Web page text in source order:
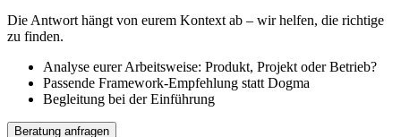
Die Antwort hängt von eurem Kontext ab – wir helfen, die richtige
zu finden.
Analyse eurer Arbeitsweise: Produkt, Projekt oder Betrieb?
Passende Framework-Empfehlung statt Dogma
Begleitung bei der Einführung
Beratung anfragen